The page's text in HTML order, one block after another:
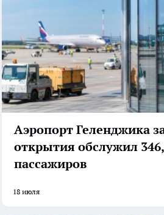
Аэропорт Геленджика
открытия обслужил
пассажиров
18 июля